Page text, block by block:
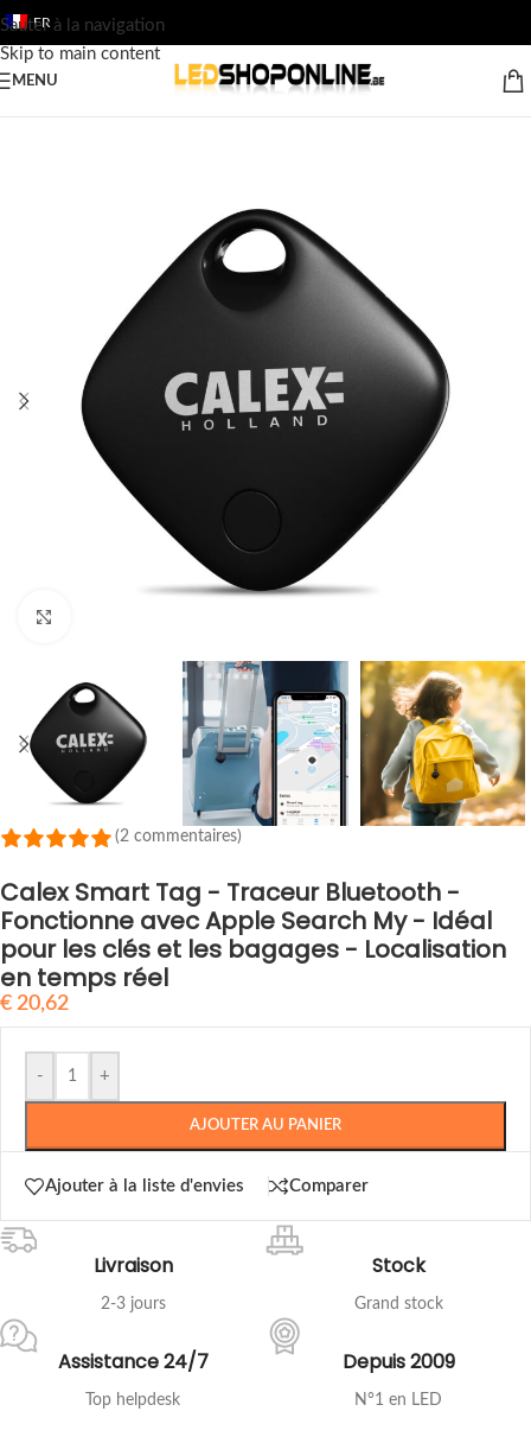
Sauter à la navigation
Skip to main content
FR
MENU
Accueil Sortie
(2 commentaires)
Calex Smart Tag - Traceur Bluetooth -
Fonctionne avec Apple Search My - Idéal
pour les clés et les bagages - Localisation
en temps réel
€ 20,62
- +
AJOUTER AU PANIER
Ajouter à la liste d'envies Comparer
Livraison
2-3 jours
Stock
Grand stock
Assistance 24/7
Top helpdesk
Depuis 2009
N°1 en LED